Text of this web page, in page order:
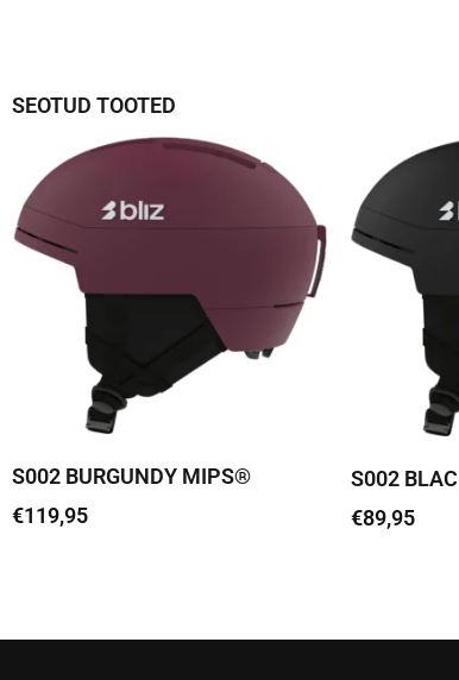
SEOTUD TOOTED
S002 BURGUNDY MIPS®
€119,95
S002
€89,95